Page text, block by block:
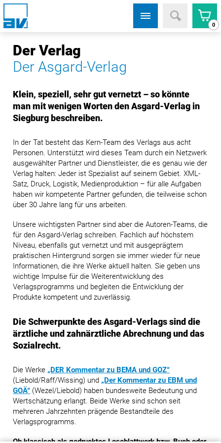
0
Der Verlag
Der Asgard-Verlag
Klein, speziell, sehr gut vernetzt – so könnte
man mit wenigen Worten den Asgard-Verlag in
Siegburg beschreiben.
In der Tat besteht das Kern-Team des Verlags aus acht
Personen. Unterstützt wird dieses Team durch ein Netzwerk
ausgewählter Partner und Dienstleister, die es genau wie der
Verlag halten: Jeder ist Spezialist auf seinem Gebiet. XML-
Satz, Druck, Logistik, Medienproduktion – für alle Aufgaben
haben wir kompetente Partner gefunden, die teilweise schon
über 30 Jahre lang für uns arbeiten.
Unsere wichtigsten Partner sind aber die Autoren-Teams, die
für den Asgard-Verlag schreiben. Fachlich auf höchstem
Niveau, ebenfalls gut vernetzt und mit ausgeprägtem
praktischen Hintergrund sorgen sie immer wieder für neue
Informationen, die ihre Werke aktuell halten. Sie geben uns
wichtige Impulse für die Weiterentwicklung des
Verlagsprogramms und begleiten die Entwicklung der
Produkte kompetent und zuverlässig.
Die Schwerpunkte des Asgard-Verlags sind die
ärztliche und zahnärztliche Abrechnung und das
Sozialrecht.
Die Werke „DER Kommentar zu BEMA und GOZ“
(Liebold/Raff/Wissing) und „Der Kommentar zu EBM und
GOÄ“ (Wezel/Liebold) haben bundesweite Bedeutung und
Wertschätzung erlangt. Beide Werke sind schon seit
mehreren Jahrzehnten prägende Bestandteile des
Verlagsprogramms.